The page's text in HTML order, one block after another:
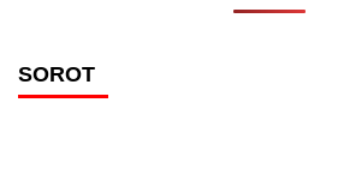
SOROT